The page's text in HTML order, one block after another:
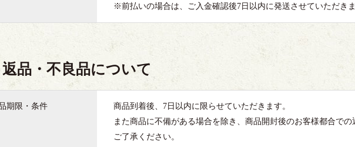
※前払いの場合は、ご入金確認後7日以内に発送させていただきま
返品・不良品について
期限・条件
商品到着後、7日以内に限らせていただきます。
また商品に不備がある場合を除き、商品開封後のお客様都合で
ご了承ください。